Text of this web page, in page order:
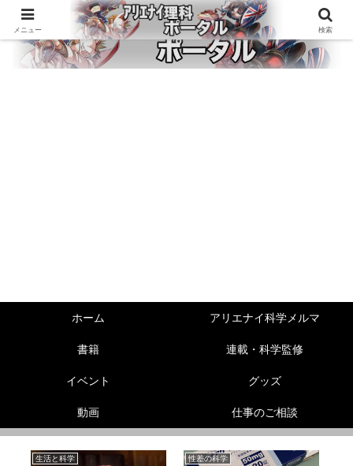
ホーム アリエナイ科学メルマ
書籍 連載・科学監修
イベント グッズ
動画 仕事のご相談
生活と科学 性差の科学
メニュー 検索